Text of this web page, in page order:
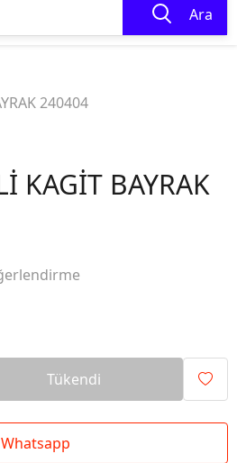
Ara
240404
KAGİT BAYRAK
Tükendi
Whatsapp